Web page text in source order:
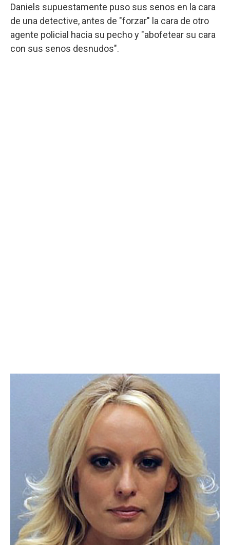
Daniels supuestamente puso sus senos en la cara
de una detective, antes de "forzar" la cara de otro
agente policial hacia su pecho y "abofetear su cara
con sus senos desnudos".